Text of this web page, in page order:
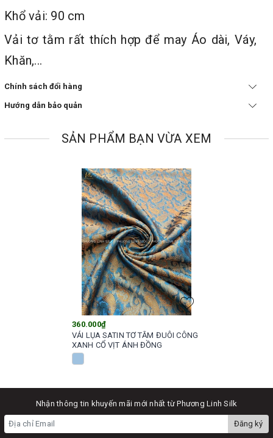
Khổ vải: 90 cm
Vải tơ tằm rất thích hợp để may Áo dài, Váy,
Khăn,...
Chính sách đổi hàng
Hướng dẫn bảo quản
SẢN PHẨM BẠN VỪA XEM
360.000₫
VẢI LỤA SATIN TƠ TẰM ĐUÔI CÔNG
XANH CỔ VỊT ÁNH ĐỒNG
Nhận thông tin khuyến mãi mới nhất từ Phương Linh Silk
Đăng ký